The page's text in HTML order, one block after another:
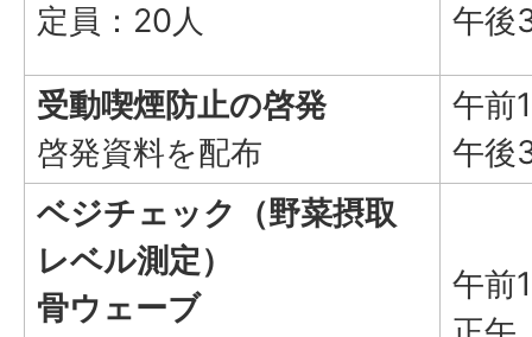
定員：20人
午後
受動喫煙防止の啓発
啓発資料を配布
午前
午後
ベジチェック（野菜摂取
レベル測定）
骨ウェーブ
午前